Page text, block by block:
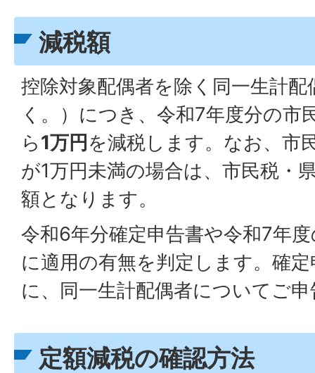
減税額
控除対象配偶者を除く同一生計
く。）につき、令和7年度分の市
ら1万円 を減税します。なお、市
が1万円未満の場合は、市民税・
額となります。
令和6年分確定申告書や令和7年
に適用の有無を判定します。確
に、同一生計配偶者についてご
定額減税の確認方法